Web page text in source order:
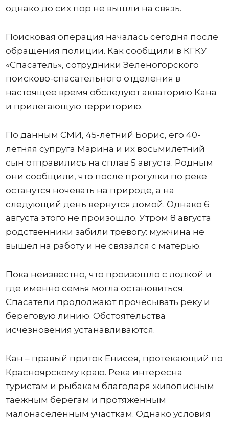
однако до сих пор не вышли на связь.
Поисковая операция началась сегодня после
обращения полиции. Как сообщили в КГКУ
«Спасатель», сотрудники Зеленогорского
поисково-спасательного отделения в
настоящее время обследуют акваторию Кана
и прилегающую территорию.
По данным СМИ, 45-летний Борис, его 40-
летняя супруга Марина и их восьмилетний
сын отправились на сплав 5 августа. Родным
они сообщили, что после прогулки по реке
останутся ночевать на природе, а на
следующий день вернутся домой. Однако 6
августа этого не произошло. Утром 8 августа
родственники забили тревогу: мужчина не
вышел на работу и не связался с матерью.
Пока неизвестно, что произошло с лодкой и
где именно семья могла остановиться.
Спасатели продолжают прочесывать реку и
береговую линию. Обстоятельства
исчезновения устанавливаются.
Кан – правый приток Енисея, протекающий по
Красноярскому краю. Река интересна
туристам и рыбакам благодаря живописным
таежным берегам и протяженным
малонаселенным участкам. Однако условия